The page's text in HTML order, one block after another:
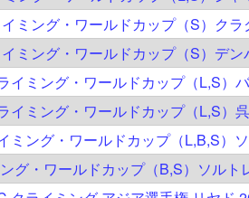
ミング・ワールドカップ（S）クラ
ミング・ワールドカップ（S）デン
イミング・ワールドカップ（L,S）
イミング・ワールドカップ（L,S）
ミング・ワールドカップ（L,B,S）